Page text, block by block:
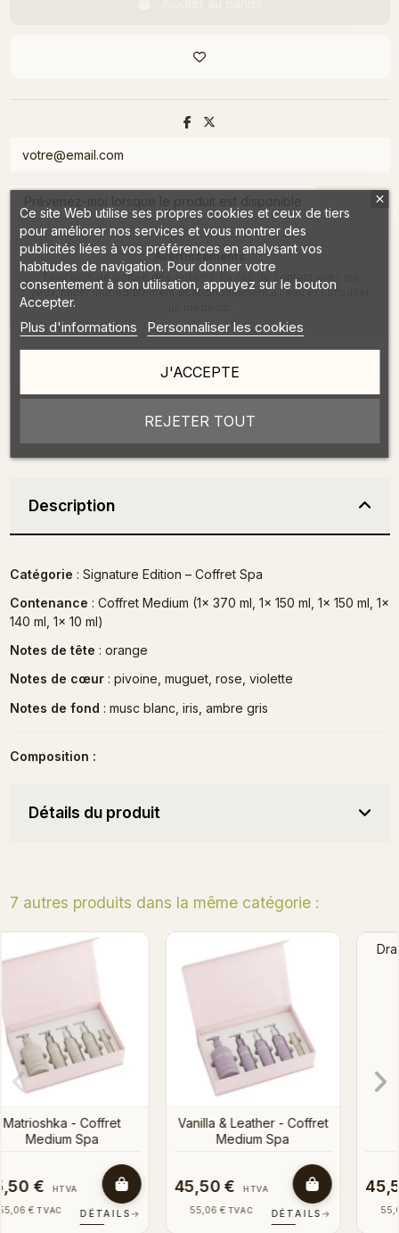
Avertissements
Tenir hors de portée des enfants. En cas de contact avec les
yeux, rincer immédiatement et abondamment à l'eau et consulter
Description
Catégorie : Signature Edition – Coffret Spa
Contenance : Coffret Medium (1x 370 ml, 1x 150 ml, 1x 150 ml, 1x
140 ml, 1x 10 ml)
Notes de tête : orange
Notes de cœur: pivoine, muguet, rose, violette
Notes de fond : musc blanc, iris, ambre gris
Composition :
Détails du produit
7 autres produits dans la même catégorie :
Bientôt en stock
Drama Queen - Coffret
45,50 € HTVA
55,06 € TVAC DÉTAILS →
Strawberry Peach -
45,50 € HTVA
55,06 € TVAC DÉTAILS →
Ce site Web utilise ses propres cookies et ceux de tiers
pour améliorer nos services et vous montrer des
publicités liées à vos préférences en analysant vos
habitudes de navigation. Pour donner votre
consentement à son utilisation, appuyez sur le bouton
Accepter.
Plus d'informations Personnaliser les cookies
REJETER TOUT
J'ACCEPTE